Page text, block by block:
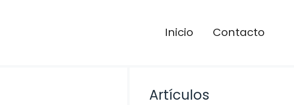
Inicio Contacto
Artículos